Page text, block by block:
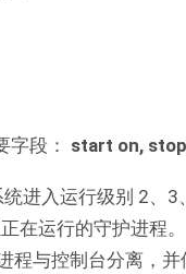
字段： start on,
统进入运行级别 2、
在运行的守护进程
程与控制台分离，